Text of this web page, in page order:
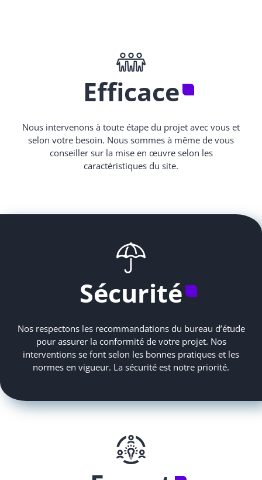
Efficace
Nous intervenons à toute étape du projet avec vous et
selon votre besoin. Nous sommes à même de vous
conseiller sur la mise en œuvre selon les
caractéristiques du site.
Sécurité
Nos respectons les recommandations du bureau d’étude
pour assurer la conformité de votre projet. Nos
interventions se font selon les bonnes pratiques et les
normes en vigueur. La sécurité est notre priorité.